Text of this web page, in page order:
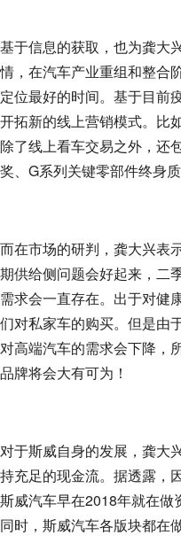
基于信息的获取，也为龚大
情，在汽车产业重组和整合
定位最好的时间。基于目前
开拓新的线上营销模式。比
除了线上看车交易之外，还
奖、G系列关键零部件终身质
而在市场的研判，龚大兴表
期供给侧问题会好起来，二
需求会一直存在。出于对健
们对私家车的购买。但是由
对高端汽车的需求会下降，
品牌将会大有可为！
对于斯威自身的发展，龚大
持充足的现金流。据透露，
斯威汽车早在2018年就在做
同时，斯威汽车各版块都在